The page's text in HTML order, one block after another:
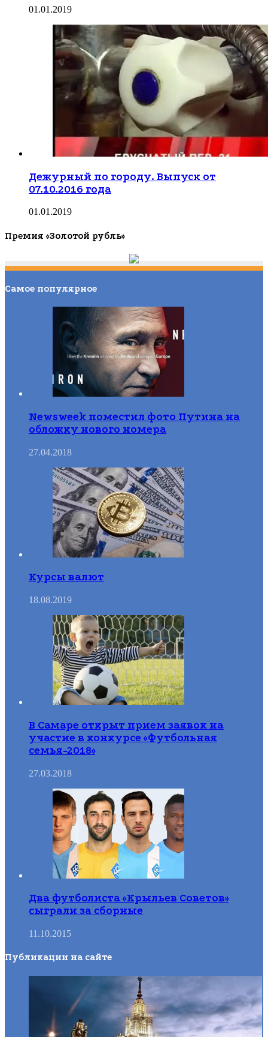
01.01.2019
Дежурный по городу. Выпуск от
07.10.2016 года
01.01.2019
Премия «Золотой рубль»
Самое популярное
Newsweek поместил фото Путина на
обложку нового номера
27.04.2018
Курсы валют
18.08.2019
В Самаре открыт прием заявок на
участие в конкурсе «Футбольная
семья-2018»
27.03.2018
Два футболиста «Крыльев Советов»
сыграли за сборные
11.10.2015
Публикации на сайте